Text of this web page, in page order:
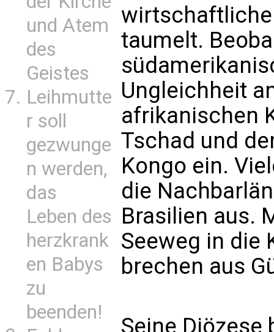
und Atem
des
Geistes
Leihmutte
r soll
gezwunge
n werden,
das
Leben des
herzkrank
en Babys
zu
beenden!
taumelt.
Ungleichheit
afrikanischen
Tschad und
Kongo ein.
die
Brasilien aus.
Seeweg in die
brechen aus
Seine